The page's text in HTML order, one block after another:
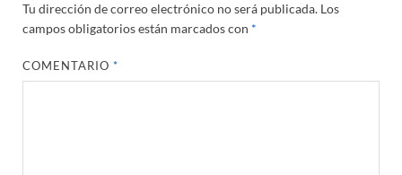
Tu dirección de correo electrónico no será publicada. Los
campos obligatorios están marcados con *
COMENTARIO*